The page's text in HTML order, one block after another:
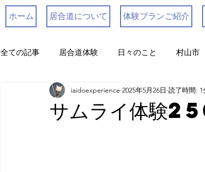
ホーム 居合道について 体験プランご紹介
全ての記事 居合道体験 日々のこと 村山市
SAMURAI
サムライ体験
iaidoexperience 2025年5月26日 読了時間: 1